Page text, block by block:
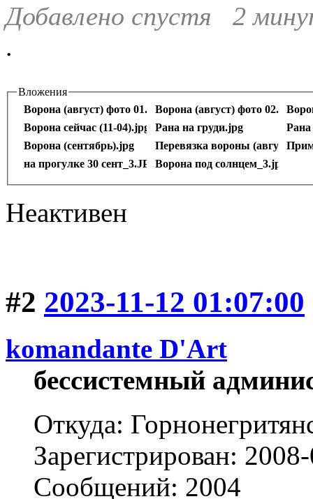
Добавлено спустя 2
.
Вложения
Ворона (август) фото 01.jpgВорона (август) фото 02.jpg
Ворона сейчас (11-04).jpg
Рана на груди.jpg
Рана
Ворона (сентябрь).jpg
Перевязка вороны (август).jpg
на прогулке 30 сент_3.JPGВорона под солнцем_3.jpg
Неактивен
#2 2023-11-12 01:07:00
komandante D'Art
бессистемный
Откуда:
Зарегистрирован:
Сообщений: 2004